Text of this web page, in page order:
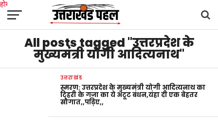
होम
उत्तराखंडअल्मोड़ाउत्तरकाशीउधम सिंह नगरचंपावतचमोलीटिहरी गढ़वाल
नैनीतालपिथौरागढ़पौड़ी गढ़वालबागेश्वर रुद्रप्रयागहरिद्वार देशदुनिया
All posts tagged "उत्तरप्रदेश के
मुख्यमंत्री योगी आदित्यनाथ"
उत्तराखंड
स्मरण: उत्तरप्रदेश के मुख्यमंत्री योगी आदित्यनाथ का
टिहरी के गजा का ये अटूट बंधन,यंहा दी एक बेहतर
सौगात,,पढ़िए,,